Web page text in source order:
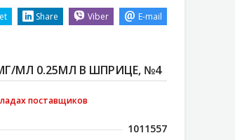
Share Viber E-mail
МЛ 0.25МЛ В ШПРИЦЕ, №4
поставщиков
1011557